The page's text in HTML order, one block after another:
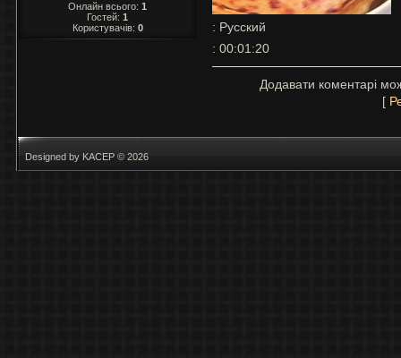
Онлайн всього: 1
Гостей: 1
Користувачів: 0
: Русский
: 00:01:20
Додавати коментарі
[
Designed by KACEP © 2026